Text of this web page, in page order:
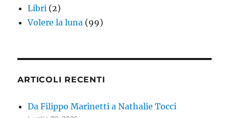
Libri (2)
Volere la luna (99)
ARTICOLI RECENTI
Da Filippo Marinetti a Nathalie Tocci